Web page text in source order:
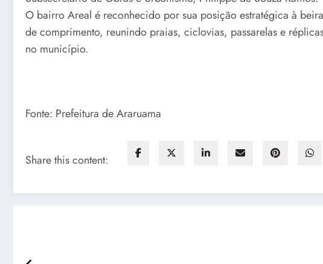
O bairro Areal é reconhecido por sua posição estratégica à
de comprimento, reunindo praias, ciclovias, passarelas e
no município.
Fonte: Prefeitura de Araruama
Share this content: